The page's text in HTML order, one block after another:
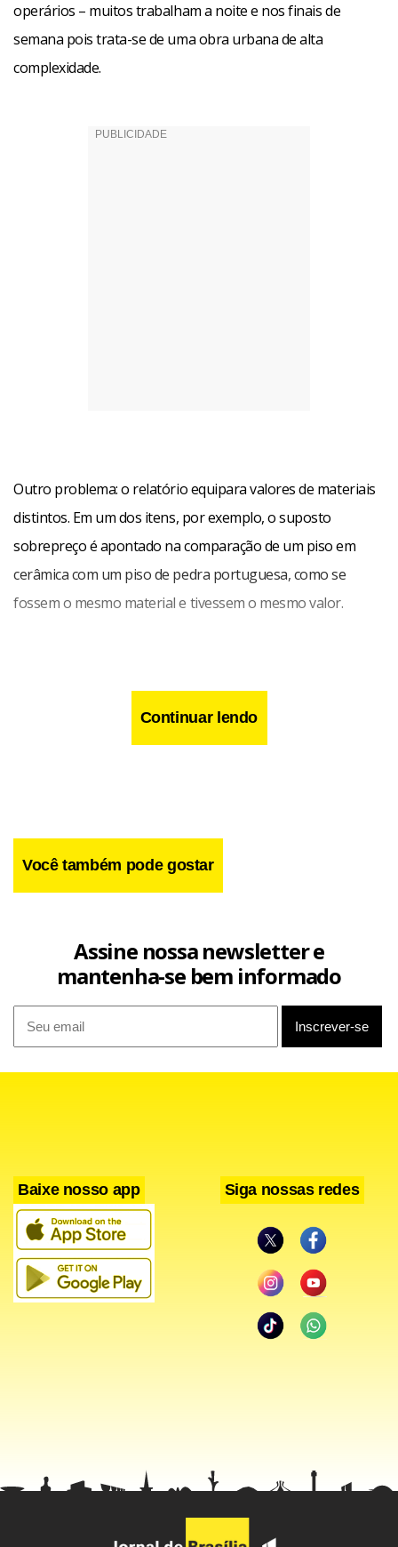
operários – muitos trabalham a noite e nos finais de
semana pois trata-se de uma obra urbana de alta
complexidade.
Outro problema: o relatório equipara valores de materiais
distintos. Em um dos itens, por exemplo, o suposto
sobrepreço é apontado na comparação de um piso em
cerâmica com um piso de pedra portuguesa, como se
fossem o mesmo material e tivessem o mesmo valor.
Além disso, foram utilizadas tabelas de referências de
preços cujos itens não são aplicáveis a obras metroviárias.
Neste caso, o principal parâmetro adotado pela CGU foi a
Diferentemente do que consta no relatório da CGU, a
construção de uma estação de metrô não é uma obra
comum, como faz parecer a equipe de fiscalização, ao
afirmar que “as composições de preços unitários
todos os itens da planilha de preços à Companhia
Cidades, com cópia para a Procuradoria Geral da República,
Continuar lendo
Você também pode gostar
Assine nossa newsletter e
mantenha-se bem informado
Baixe nosso app Siga nossas redes